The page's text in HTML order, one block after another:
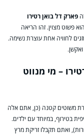
פארק דל בואן רטירו
פשוט מצוין. זהו הריאה
לחוויה אחת עוצרת נשימה.
– מי מנווט
משוטים קטנה (כן, אתם אלה
בטירוף, במיוחד עם ילדים.
ואתם תקבלו זריקת מרץ